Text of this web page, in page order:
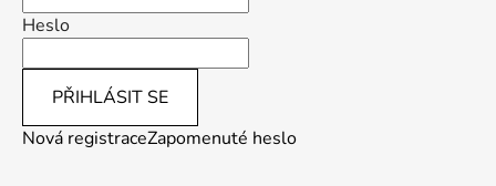
Heslo
PŘIHLÁSIT SE
Nová registraceZapomenuté heslo